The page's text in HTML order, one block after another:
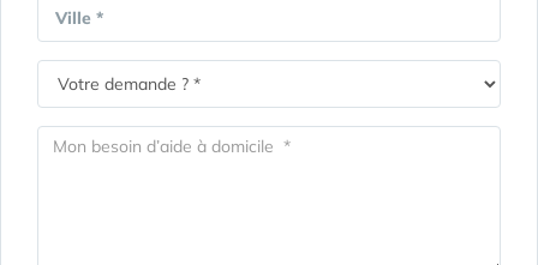
Ville *